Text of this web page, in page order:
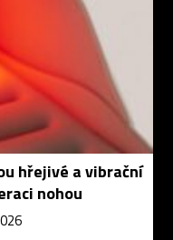
hřejivé a vibrační
nohou